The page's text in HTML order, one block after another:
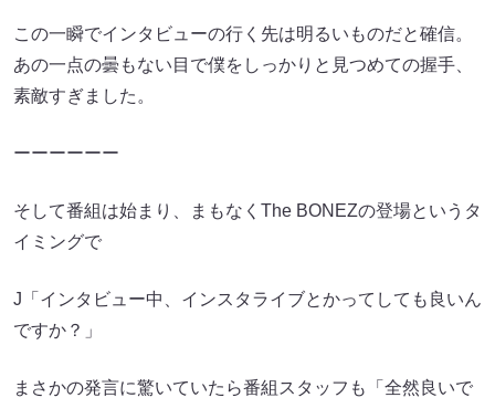
この一瞬でインタビューの行く先は明るいものだと確信。
あの一点の曇もない目で僕をしっかりと見つめての握手、
素敵すぎました。
ーーーーーー
そして番組は始まり、まもなくThe BONEZの登場というタ
イミングで
J「インタビュー中、インスタライブとかってしても良いん
ですか？」
まさかの発言に驚いていたら番組スタッフも「全然良いで